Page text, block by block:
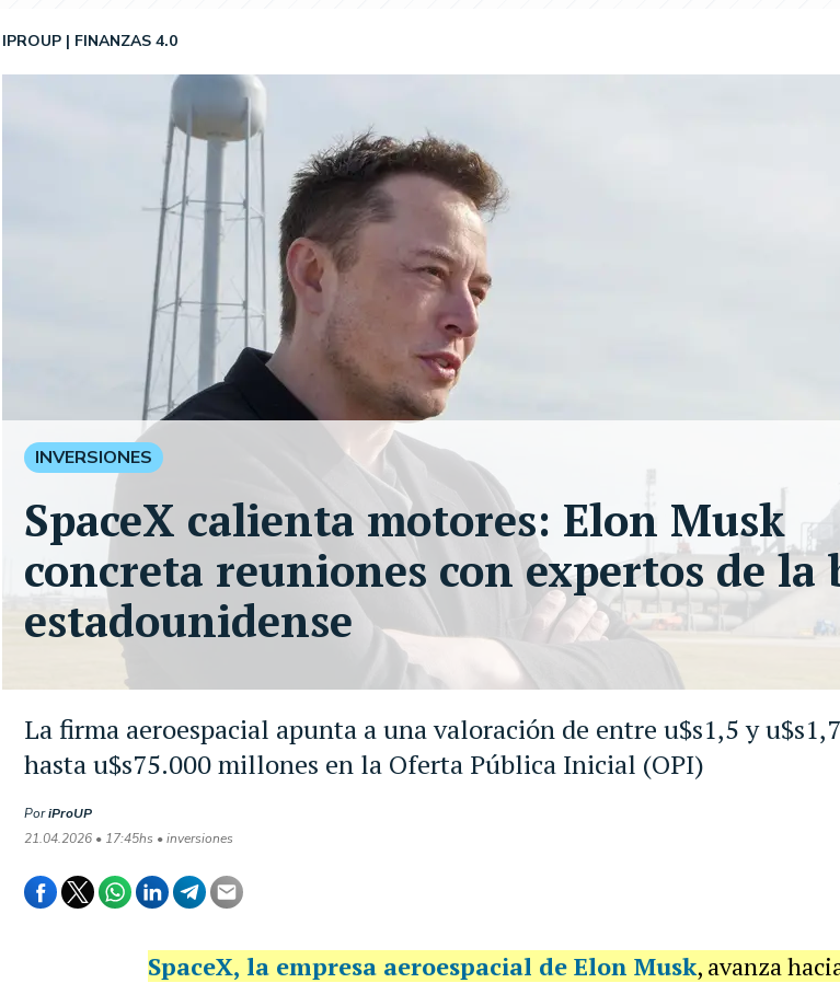
La firma aeroespacial apunta a una valoración de entre u$s1,5 y
hasta u$s75.000 millones en la Oferta Pública Inicial (OPI)
IPROUP FINANZAS 4.0
PoriProUP
21.04.2026 • 17:45hs • inversiones
INVERSIONES
SpaceX calienta motores: Elon Musk
concreta reuniones con expertos de la
estadounidense
SpaceX, la empresa aeroespacial de Elon Musk, avanza